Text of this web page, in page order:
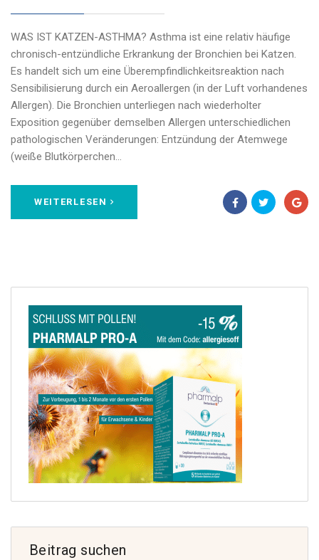
WAS IST KATZEN-ASTHMA? Asthma ist eine relativ häufige
chronisch-entzündliche Erkrankung der Bronchien bei Katzen.
Es handelt sich um eine Überempfindlichkeitsreaktion nach
Sensibilisierung durch ein Aeroallergen (in der Luft vorhandenes
Allergen). Die Bronchien unterliegen nach wiederholter
Exposition gegenüber demselben Allergen unterschiedlichen
pathologischen Veränderungen: Entzündung der Atemwege
(weiße Blutkörperchen…
WEITERLESEN
Beitrag suchen